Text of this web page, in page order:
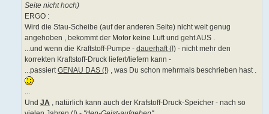
Seite nicht hoch)
ERGO :
Wird die Stau-Scheibe (auf der anderen Seite) nicht weit genug
angehoben , bekommt der Motor keine Luft und geht AUS .
...und wenn die Kraftstoff-Pumpe - dauerhaft (!) - nicht mehr den
korrekten Kraftstoff-Druck liefert/liefern kann -
...passiertGENAU DAS (!) , was Du schon mehrmals beschrieben hast .
...
Und JA , natürlich kann auch der Krafstoff-Druck-Speicher - nach so